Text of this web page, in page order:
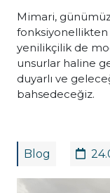
Mimari,
yenilikçilik de
unsurlar haline
duyarlı ve
bahsedeceğiz.
Blog